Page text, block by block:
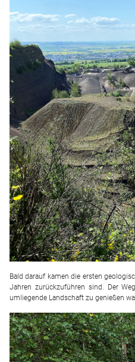
Cali -
Outdoor
Sportstätten
DTB-
Bald darauf kamen die ersten
Jahren zurückzuführen sind. Der
umliegende Landschaft zu genießen